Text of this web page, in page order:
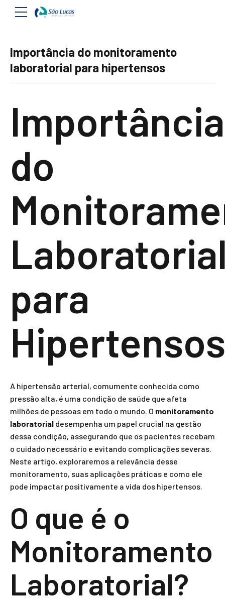
Importância do monitoramento
laboratorial para hipertensos
Importância
do
para
Hipertensos
A hipertensão arterial, comumente conhecida como
pressão alta, é uma condição de saúde que afeta
milhões de pessoas em todo o mundo. O monitoramento
laboratorial desempenha um papel crucial na gestão
dessa condição, assegurando que os pacientes recebam
o cuidado necessário e evitando complicações severas.
Neste artigo, exploraremos a relevância desse
monitoramento, suas aplicações práticas e como ele
pode impactar positivamente a vida dos hipertensos.
O que é o
Monitoramento
Laboratorial?